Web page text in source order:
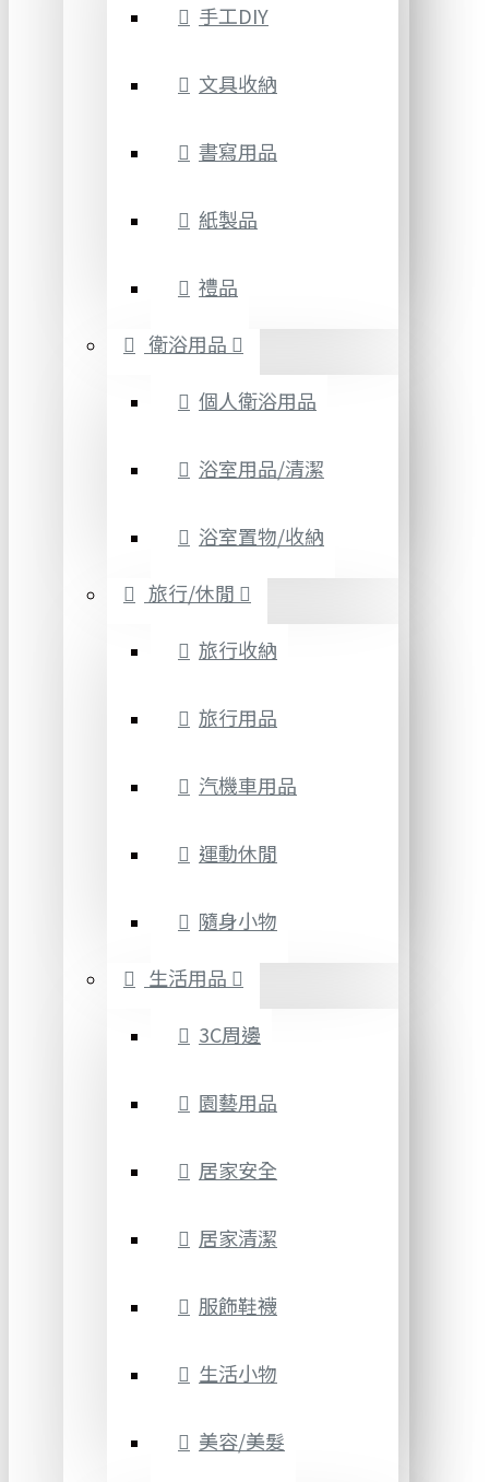
手工DIY
文具收納
書寫用品
紙製品
禮品
衛浴用品
個人衛浴用品
浴室用品/清潔
浴室置物/收納
旅行/休閒
旅行收納
旅行用品
汽機車用品
運動休閒
隨身小物
生活用品
3C周邊
園藝用品
居家安全
居家清潔
服飾鞋襪
生活小物
美容/美髮